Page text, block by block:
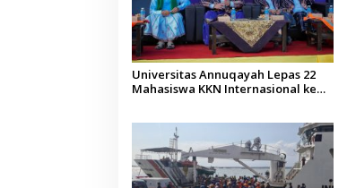
Universitas Annuqayah Lepas 22
Mahasiswa KKN Internasional ke